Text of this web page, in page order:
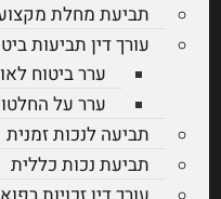
תביעת מחלת
עורך דין תביעות
ערר ביטוח
ערר על
תביעה לנכות זמנית
תביעת נכות כללית